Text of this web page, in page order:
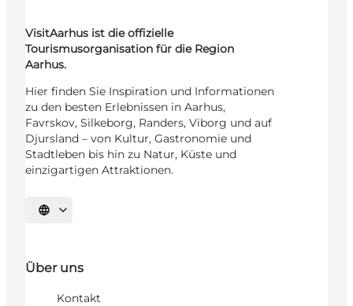
VisitAarhus ist die offizielle
Tourismusorganisation für die Region
Aarhus.
Hier finden Sie Inspiration und Informationen
zu den besten Erlebnissen in Aarhus,
Favrskov, Silkeborg, Randers, Viborg und auf
Djursland – von Kultur, Gastronomie und
Stadtleben bis hin zu Natur, Küste und
einzigartigen Attraktionen.
Sprache auswählen
Über uns
Kontakt